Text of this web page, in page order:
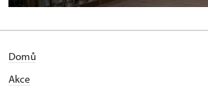
Domů
Akce